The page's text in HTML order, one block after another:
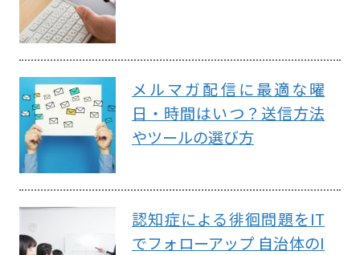
メルマガ配信に最適な曜
日・時間はいつ？送信方法
やツールの選び方
認知症による徘徊問題をIT
でフォローアップ 自治体のI